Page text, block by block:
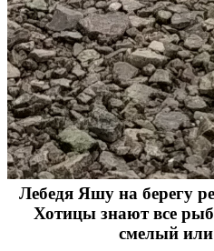
Лебедя Яшу на берегу
Хотицы знают все
смелый